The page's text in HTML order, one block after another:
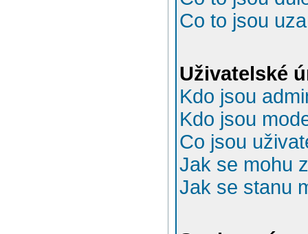
Co to jsou
Uživatelské
Kdo jsou
Kdo jsou
Co jsou
Jak se mohu
Jak se stanu